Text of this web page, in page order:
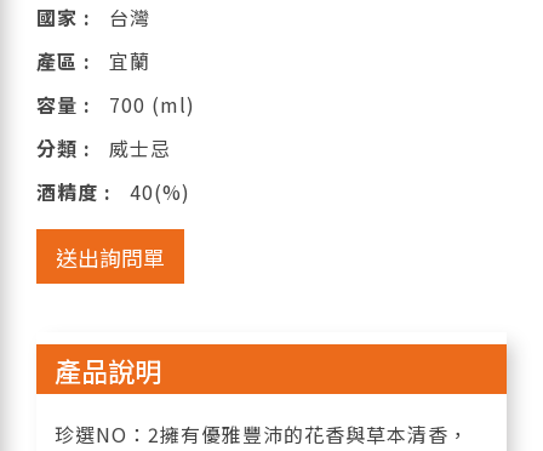
國家 :
台灣
產區 :
宜蘭
容量 :
700 (ml)
分類 :
威士忌
酒精度 :
40(%)
送出詢問單
產品說明
珍選NO：2擁有優雅豐沛的花香與草本清香，